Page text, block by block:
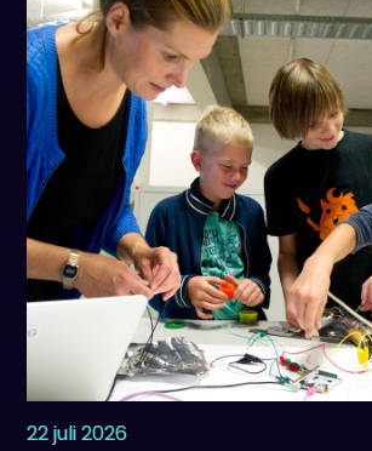
22 juli 2026